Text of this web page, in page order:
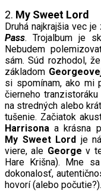
2. My Sweet Lord
Druhá najkrajšia vec
Pass. Trojalbum je
Nebudem
sám. Súd rozhodol, že
základom
si spomínam, ako mi
čierneho
na stredných alebo
tušenie. Začiatok
Harrisona a krásna
My Sweet Lord je
viere, ale George v
Hare Krišna). Mne
dokonalosť,
hovorí (alebo počutie?).